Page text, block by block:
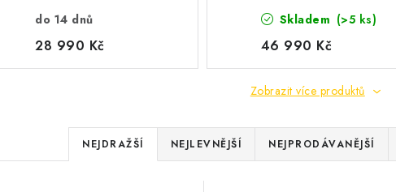
do 14 dnů
28 990 Kč
Skladem (>5 ks)
46 990 Kč
Zobrazit více produktů
Ř
a
NEJDRAŽŠÍ NEJLEVNĚJŠÍ NEJPRODÁVANĚJŠÍ